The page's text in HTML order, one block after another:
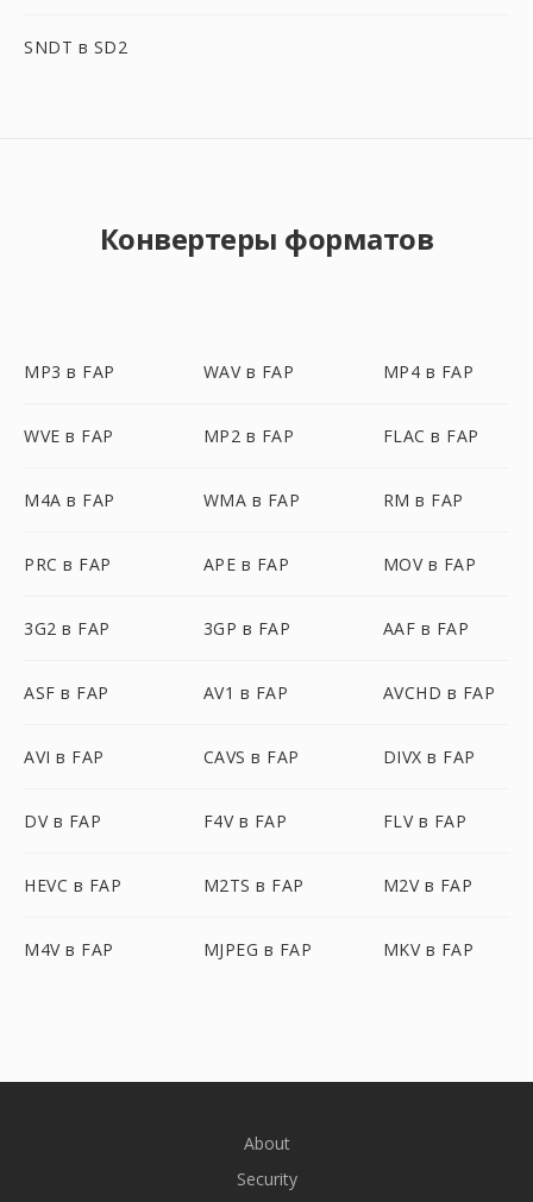
SNDT в SD2
Конвертеры форматов
MP3 в FAP WAV в FAP MP4 в FAP
WVE в FAP MP2 в FAP FLAC в FAP
M4A в FAP WMA в FAP RM в FAP
PRC в FAP APE в FAP MOV в FAP
3G2 в FAP 3GP в FAP AAF в FAP
ASF в FAP AV1 в FAP AVCHD в FAP
AVI в FAP CAVS в FAP DIVX в FAP
DV в FAP F4V в FAP FLV в FAP
HEVC в FAP M2TS в FAP M2V в FAP
M4V в FAP MJPEG в FAP MKV в FAP
About
Security